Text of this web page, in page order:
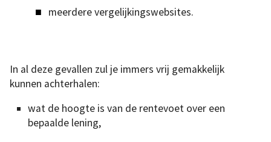
meerdere vergelijkingswebsites.
In al deze gevallen zul je immers vrij gemakkelijk
kunnen achterhalen:
wat de hoogte is van de rentevoet over een
bepaalde lening,